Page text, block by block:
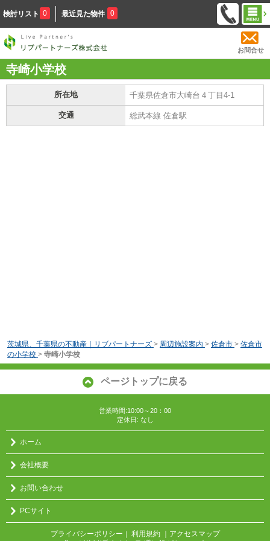
検討リスト 0 最近見た物件 0
お問合せ
寺崎小学校
所在地 千葉県佐倉市大崎台４丁目4-1
交通 総武本線 佐倉駅
茨城県、千葉県の不動産｜リブパートナーズ > 周辺施設案内 > 佐倉市 > 佐倉市
の小学校 > 寺崎小学校
ページトップに戻る
営業時間:10:00～20：00
定休日: なし
ホーム
会社概要
お問い合わせ
PCサイト
プライバシーポリシー ｜ 利用規約 ｜アクセスマップ